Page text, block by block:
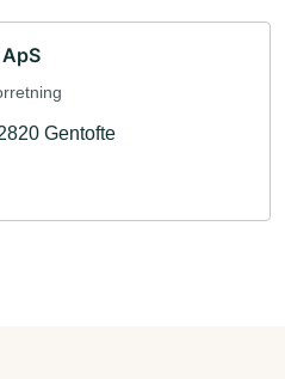
Gentofte